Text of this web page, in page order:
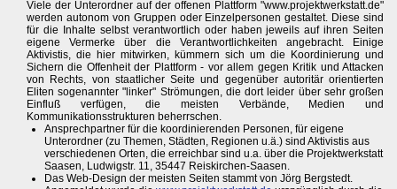
Viele der Unterordner auf der offenen Plattform "www.projektwerkstatt.de"
werden autonom von Gruppen oder Einzelpersonen gestaltet. Diese sind
für die Inhalte selbst verantwortlich oder haben jeweils auf ihren Seiten
eigene Vermerke über die Verantwortlichkeiten angebracht. Einige
Aktivistis, die hier mitwirken, kümmern sich um die Koordinierung und
Sichern die Offenheit der Plattform - vor allem gegen Kritik und Attacken
von Rechts, von staatlicher Seite und gegenüber autoritär orientierten
Eliten sogenannter "linker" Strömungen, die dort leider über sehr großen
Einfluß verfügen, die meisten Verbände, Medien und
Kommunikationsstrukturen beherrschen.
Ansprechpartner für die koordinierenden Personen, für eigene
Unterordner (zu Themen, Städten, Regionen u.ä.) sind Aktivistis aus
verschiedenen Orten, die erreichbar sind u.a. über die Projektwerkstatt
Saasen, Ludwigstr. 11, 35447 Reiskirchen-Saasen.
Das Web-Design der meisten Seiten stammt von Jörg Bergstedt.